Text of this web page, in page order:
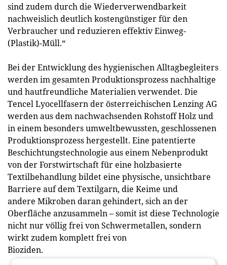
sind zudem durch die Wiederverwendbarkeit
nachweislich deutlich kostengünstiger für den
Verbraucher und reduzieren effektiv Einweg-
(Plastik)-Müll.“
Bei der Entwicklung des hygienischen Alltagbegleiters
werden im gesamten Produktionsprozess nachhaltige
und hautfreundliche Materialien verwendet. Die
Tencel Lyocellfasern der österreichischen Lenzing AG
werden aus dem nachwachsenden Rohstoff Holz und
in einem besonders umweltbewussten, geschlossenen
Produktionsprozess hergestellt. Eine patentierte
Beschichtungstechnologie aus einem Nebenprodukt
von der Forstwirtschaft für eine holzbasierte
Textilbehandlung bildet eine physische, unsichtbare
Barriere auf dem Textilgarn, die Keime und
andere Mikroben daran gehindert, sich an der
Oberfläche anzusammeln – somit ist diese Technologie
nicht nur völlig frei von Schwermetallen, sondern
wirkt zudem komplett frei von
Bioziden.